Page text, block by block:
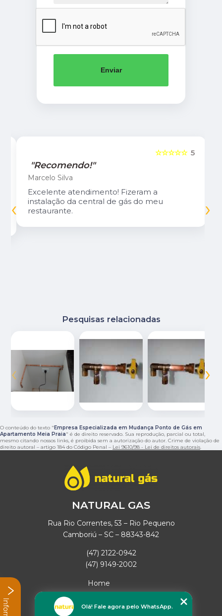
Enviar
5
☆☆☆☆☆
"Recomendo!"
Marcelo Silva
Excelente atendimento! Fizeram a
instalação da central de gás do meu
restaurante.
‹ ›
Pesquisas relacionadas
‹ ›
O conteúdo do texto " Empresa Especializada em Mudança Ponto de Gás em
Apartamento Meia Praia" é de direito reservado. Sua reprodução, parcial ou total,
mesmo citando nossos links, é proibida sem a autorização do autor. Crime de violação de
direito autoral – artigo 184 do Código Penal – Lei 9610/98 - Lei de direitos autorais.
NATURAL GAS
Rua Rio Correntes, 53 – Rio Pequeno
Camboriú – SC – 88343-842
(47) 2122-0942
(47) 9149-2002
Home
Empresa
Missão
Olá! Fale agora pelo WhatsApp.